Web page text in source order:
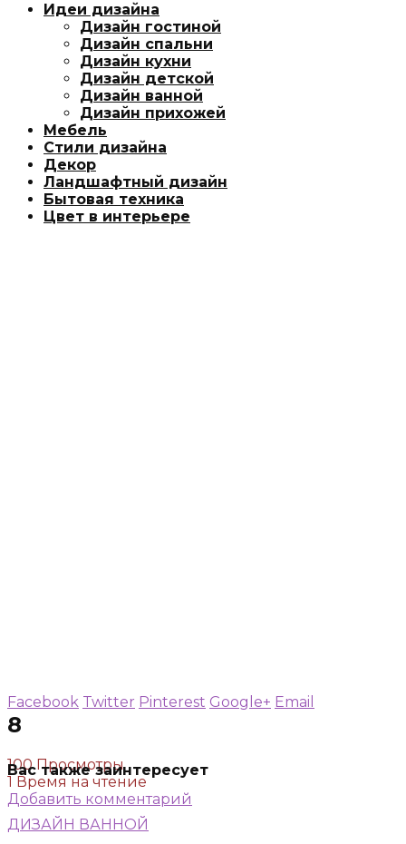
Идеи дизайна
Дизайн гостиной
Дизайн спальни
Дизайн кухни
Дизайн детской
Дизайн ванной
Дизайн прихожей
Мебель
Стили дизайна
Декор
Ландшафтный дизайн
Бытовая техника
Цвет в интерьере
8
100 Просмотры
1 Время на чтение
Добавить комментарий
Facebook Twitter Pinterest Google+ Email
Вас также заинтересует
ДИЗАЙН ВАННОЙ